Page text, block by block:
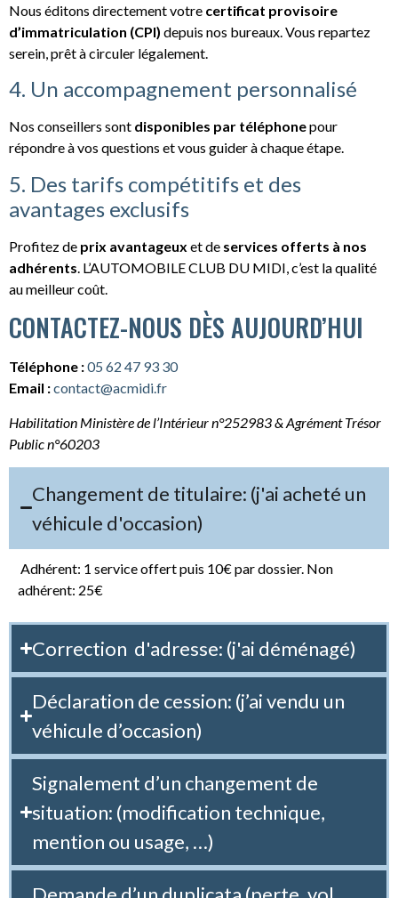
Nous éditons directement votre certificat provisoire
d’immatriculation (CPI) depuis nos bureaux. Vous repartez
serein, prêt à circuler légalement.
4. Un accompagnement personnalisé
Nos conseillers sont disponibles par téléphonepour
répondre à vos questions et vous guider à chaque étape.
5. Des tarifs compétitifs et des
avantages exclusifs
Profitez de prix avantageux et de services offerts à nos
adhérents . L’AUTOMOBILE CLUB DU MIDI, c’est la qualité
au meilleur coût.
CONTACTEZ-NOUS DÈS AUJOURD’HUI
Téléphone :05 62 47 93 30
Email :contact@acmidi.fr
Habilitation Ministère de l’Intérieur n°252983 & Agrément Trésor
Public n°60203
Changement de titulaire: (j'ai acheté un
véhicule d'occasion)
Adhérent: 1 service offert puis 10€ par dossier. Non
adhérent: 25€
Correction d'adresse: (j'ai déménagé)
Déclaration de cession: (j’ai vendu un
véhicule d’occasion)
Signalement d’un changement de
situation: (modification technique,
mention ou usage, …)